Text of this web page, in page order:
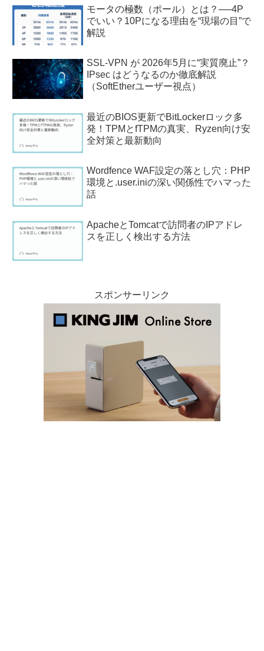
モータの極数（ポール）とは？──4P
でいい？10Pになる理由を“現場の目”で
解説
SSL-VPN が 2026年5月に“実質廃止”？
IPsec はどうなるのか徹底解説
（SoftEtherユーザー視点）
最近のBIOS更新でBitLockerロック多
発！TPMとfTPMの真実、Ryzen向け安
全対策と最新動向
Wordfence WAF設定の落とし穴：PHP
環境と.user.iniの深い関係性でハマった
話
ApacheとTomcatで訪問者のIPアドレ
スを正しく検出する方法
スポンサーリンク